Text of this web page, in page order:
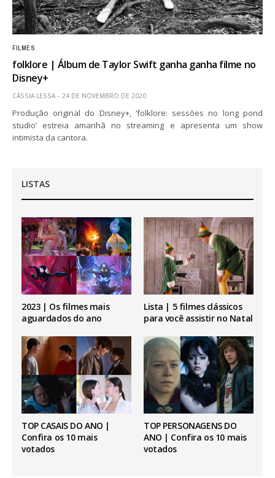
FILMES
folklore | Álbum de Taylor Swift ganha ganha filme no
Disney+
CÁSSIA LESSA 24 DE NOVEMBRO DE 2020
Produção original do Disney+, ‘folklore: sessões no long pond
studio’ estreia amanhã no streaming e apresenta um show
intimista da cantora.
LISTAS
2023 | Os filmes mais
aguardados do ano
Lista | 5 filmes clássicos
para você assistir no Natal
TOP CASAIS DO ANO |
Confira os 10 mais
votados
TOP PERSONAGENS DO
ANO | Confira os 10 mais
votados